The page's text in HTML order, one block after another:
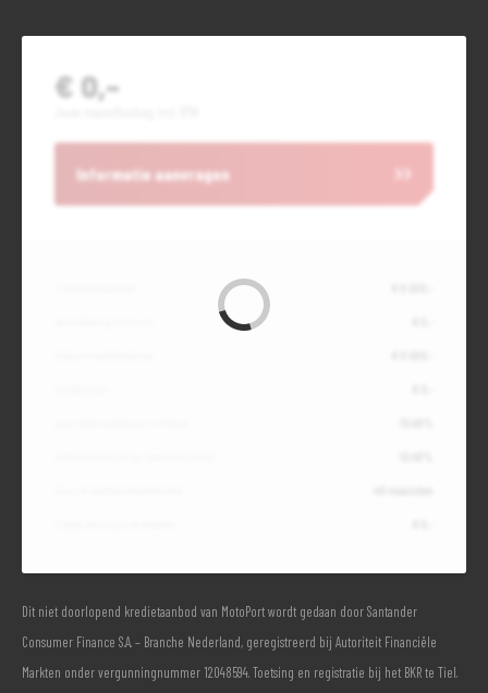
€ 0,-
Informatie aanvragen
Dit niet doorlopend kredietaanbod van MotoPort wordt gedaan door Santander
Consumer Finance S.A. – Branche Nederland, geregistreerd bij Autoriteit Financiële
Markten onder vergunningnummer 12048594. Toetsing en registratie bij het BKR te Tiel.